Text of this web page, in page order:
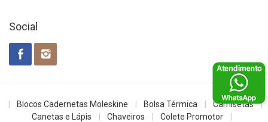
Social
Blocos Cadernetas Moleskine Bolsa Térmica
Camisetas
Canetas e Lápis
Chaveiros
Colete Promotor